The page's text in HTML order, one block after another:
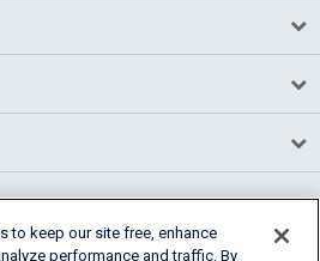
to keep our site free, enhance
performance and traffic. By